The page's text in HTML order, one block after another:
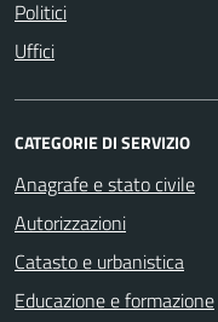
Politici
Uffici
CATEGORIE DI SERVIZIO
Anagrafe e stato civile
Autorizzazioni
Catasto e urbanistica
Educazione e formazione